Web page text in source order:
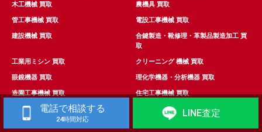
電話で相談する
24時間対応
LINE査定
木工機械 買取 農機具 買取
管工事機械 買取 電設工事機械 買取
建設機械 買取
合鍵製造・靴修理・革製品製造加工 買
取
工業用ミシン 買取 クリーニング 機械 買取
眼鏡機器 買取 理化学機器・分析機器 買取
造園工事機械 買取 住宅工事機械 買取
清掃道具･機械 買取 測量機器 買取
映像・音響制作・スタジオ機器 買取